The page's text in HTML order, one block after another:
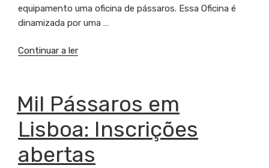
equipamento uma oficina de pássaros. Essa Oficina é
dinamizada por uma …
Continuar a ler“Começam
de
Pássaros
em
Lisboa”
EM
Mil Pássaros em
Lisboa: Inscrições
abertas